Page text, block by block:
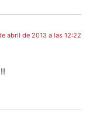
abril de 2013 a las 12:22